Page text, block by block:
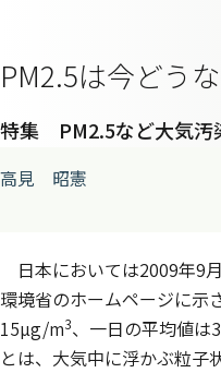
PM2.5は今どう
特集 PM2.5など大気汚
高見 昭憲
日本においては2009年9
環境省のホームページに示
15µg/m3、一日の平均値は
とは、大気中に浮かぶ粒子